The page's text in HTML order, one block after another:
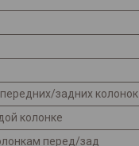
задних колонок
колонке
перед/зад